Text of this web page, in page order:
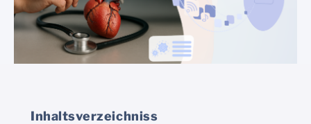
Inhaltsverzeichniss